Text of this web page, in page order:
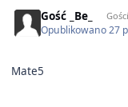
Gość _Be_
Opublikowano27
Mate5